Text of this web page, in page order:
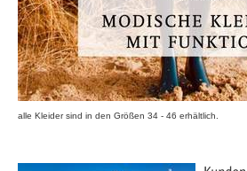
alle Kleider sind in den Größen 34 - 46 erhältlich.